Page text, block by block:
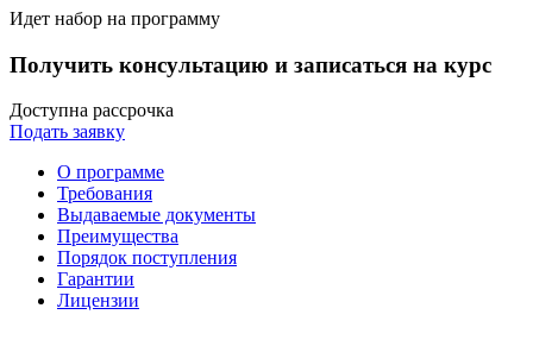
Идет набор на программу
Получить консультацию и записаться на курс
Доступна рассрочка
Подать заявку
О программе
Требования
Выдаваемые документы
Преимущества
Порядок поступления
Гарантии
Лицензии